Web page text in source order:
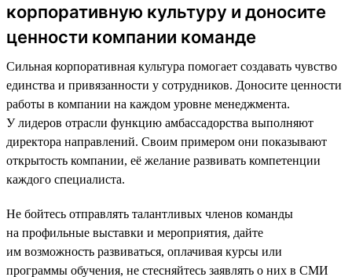
корпоративную культуру и доносите
ценности компании команде
Сильная корпоративная культура помогает создавать чувство
единства и привязанности у сотрудников. Доносите ценности
работы в компании на каждом уровне менеджмента.
У лидеров отрасли функцию амбассадорства выполняют
директора направлений. Своим примером они показывают
открытость компании, её желание развивать компетенции
каждого специалиста.
Не бойтесь отправлять талантливых членов команды
на профильные выставки и мероприятия, дайте
им возможность развиваться, оплачивая курсы или
программы обучения, не стесняйтесь заявлять о них в СМИ